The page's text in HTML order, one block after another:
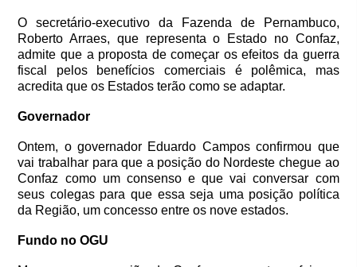
O secretário-executivo da Fazenda de Pernambuco,
Roberto Arraes, que representa o Estado no Confaz,
admite que a proposta de começar os efeitos da guerra
fiscal pelos benefícios comerciais é polêmica, mas
acredita que os Estados terão como se adaptar.
Governador
Ontem, o governador Eduardo Campos confirmou que
vai trabalhar para que a posição do Nordeste chegue ao
Confaz como um consenso e que vai conversar com
seus colegas para que essa seja uma posição política
da Região, um concesso entre os nove estados.
Fundo no OGU